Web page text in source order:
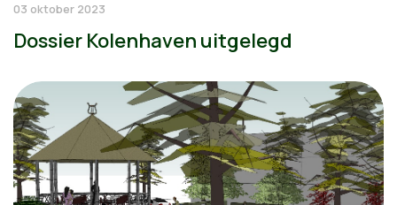
03 oktober 2023
Dossier Kolenhaven uitgelegd